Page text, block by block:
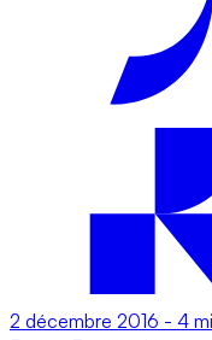
2 décembre 2016 - 4